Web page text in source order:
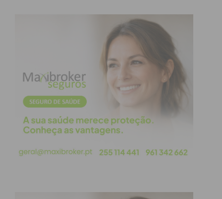
Assine nossa newsletter por e-mail e
obtenha de forma regular a informação
atualizada.
Eu li e concordo com ostermos e
condições